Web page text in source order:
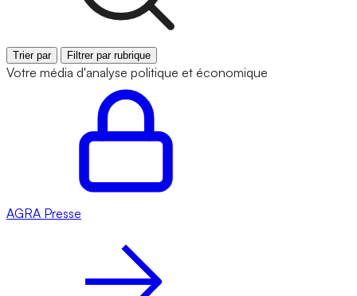
Trier par Filtrer par rubrique
Votre média d'analyse politique et économique
AGRA Presse